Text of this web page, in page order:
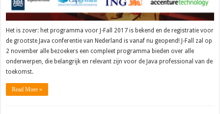
Het is zover: het programma voor J-Fall 2017 is bekend en de registratie voor
de grootste Java conferentie van Nederland is vanaf nu geopend! J-Fall zal op
2 november alle bezoekers een compleet programma bieden over alle
onderwerpen, die belangrijk en relevant zijn voor de Java professional van de
toekomst.
Read More »